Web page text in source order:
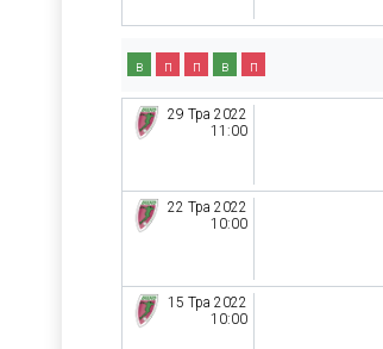
в п п в п
29 Тра 2022
11:00
22 Тра 2022
10:00
15 Тра 2022
10:00